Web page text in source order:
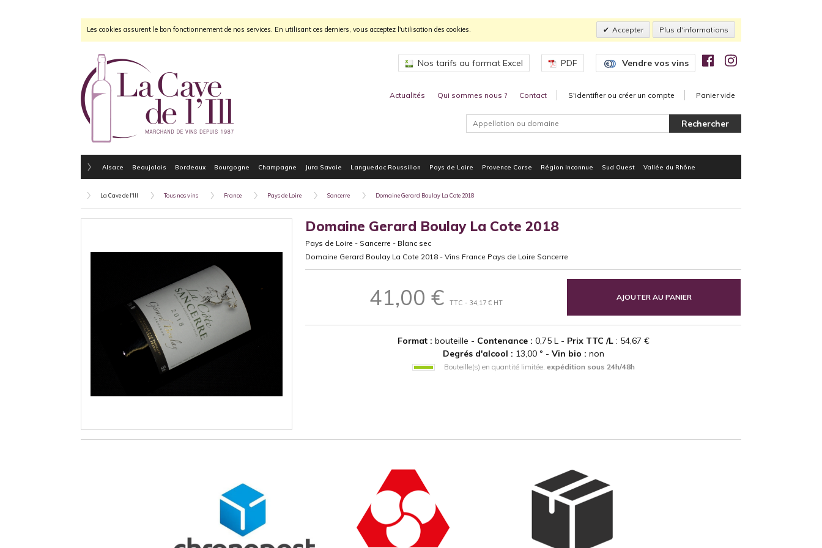
Les cookies assurent le bon fonctionnement de nos services. En utilisant ces derniers, vous acceptez l'utilisation des cookies. Accepter Plus d'informations
Nos tarifs au format Excel PDF Vendre vos vins
Actualités Qui sommes nous ? Contact S'identifier ou créer un compte Panier vide
Alsace Beaujolais Bordeaux Bourgogne Champagne Jura Savoie Languedoc Roussillon Pays de Loire Provence Corse Région Inconnue Sud Ouest Vallée du Rhône
La Cave de l'Ill Tous nos vins France Pays de Loire Sancerre Domaine Gerard Boulay La Cote 2018
Domaine Gerard Boulay La Cote 2018
Pays de Loire - Sancerre - Blanc sec
Domaine Gerard Boulay La Cote 2018 - Vins France Pays de Loire Sancerre
41,00 €TTC - 34,17 € HT
AJOUTER AU PANIER
Format : bouteille - Contenance : 0,75 L - Prix TTC /L: 54,67 €
Degrés d'alcool : 13,00 ° - Vin bio : non
Bouteille(s) en quantité limitée, expédition sous 24h/48h